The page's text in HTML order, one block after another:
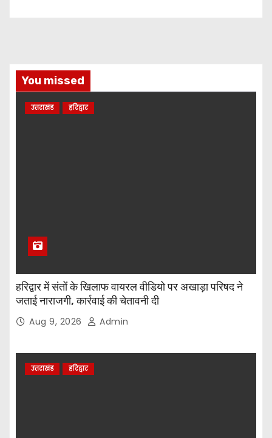
You missed
उत्तराखंड हरिद्वार
हरिद्वार में संतों के खिलाफ वायरल वीडियो पर अखाड़ा परिषद ने
जताई नाराजगी, कार्रवाई की चेतावनी दी
Aug 9, 2026 Admin
उत्तराखंड हरिद्वार